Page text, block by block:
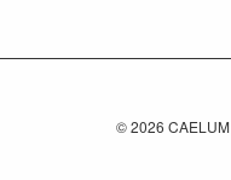
© 2026 CAELUM